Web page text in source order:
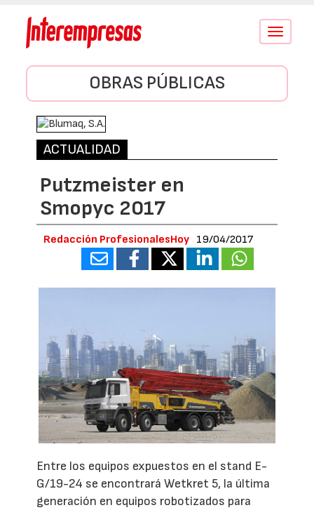
Conmutar
OBRAS PÚBLICAS
ACTUALIDAD
Putzmeister en
Smopyc 2017
Redacción ProfesionalesHoy 19/04/2017
Entre los equipos expuestos en el stand E-
G/19-24 se encontrará Wetkret 5, la última
generación en equipos robotizados para